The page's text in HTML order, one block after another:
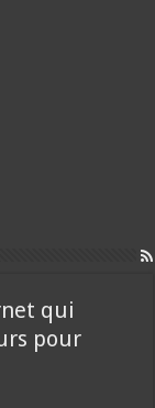
qui
pour